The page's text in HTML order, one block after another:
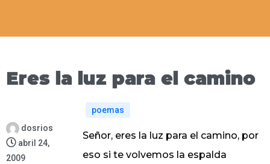
Eres la luz para el camino
dosrios
abril 24,
2009
poemas
Señor, eres la luz para el camino, por
eso si te volvemos la espalda